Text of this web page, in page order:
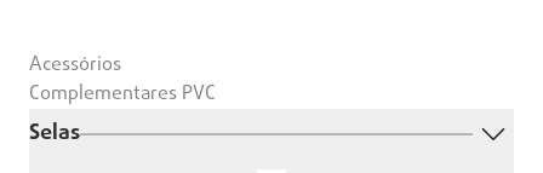
Acessórios
Complementares PVC
Selas